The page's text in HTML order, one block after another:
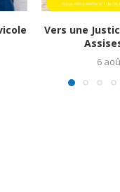
Vers une
6